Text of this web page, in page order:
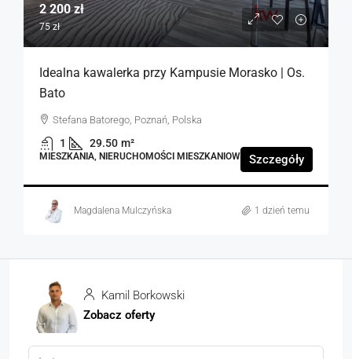
2 200 zł
75 zł
Idealna kawalerka przy Kampusie Morasko | Os.
Bato
Stefana Batorego, Poznań, Polska
1 29.50 m²
MIESZKANIA, NIERUCHOMOŚCI MIESZKANIOWE Szczegóły
Magdalena Mulczyńska 1 dzień temu
Kamil Borkowski
Zobacz oferty